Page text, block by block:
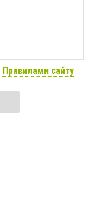
Правилами сайту